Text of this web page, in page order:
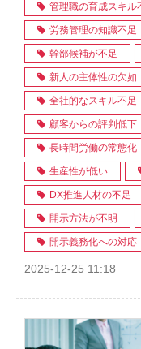
管理職の育成スキル
労務管理の知識不足
幹部候補が不足
新人の主体性の欠如
全社的なスキル不足
顧客からの評判低下
長時間労働の常態化
生産性が低い
DX推進人材の不足
開示方法が不明
開示義務化への対応
2025-12-25 11:18